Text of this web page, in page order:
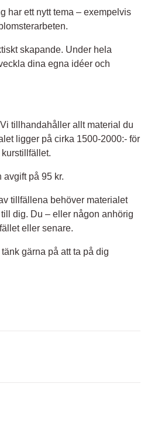
har ett nytt tema – exempelvis
skapande. Under hela
dina egna idéer och
tillhandahåller allt material du
ligger på cirka 1500-2000:- för
avgift på 95 kr.
tillfällena behöver materialet
dig. Du – eller någon anhörig
eller senare.
gärna på att ta på dig